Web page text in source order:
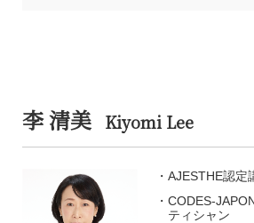
李 清美 Kiyomi Lee
AJESTHE認定
CODES-
ティシャン